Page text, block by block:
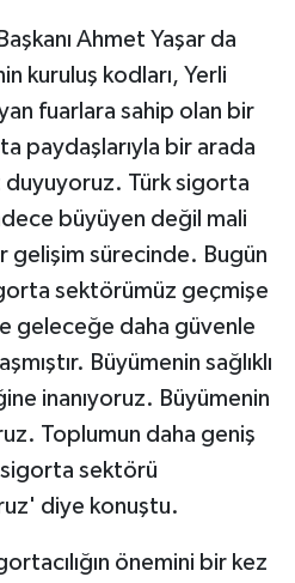
Ahmet Yaşar da
kuruluş kodları, Yerli
fuarlara sahip olan bir
paydaşlarıyla bir arada
Türk sigorta
büyüyen değil mali
gelişim sürecinde. Bugün
sektörümüz geçmişe
geleceğe daha güvenle
Büyümenin sağlıklı
inanıyoruz. Büyümenin
Toplumun daha geniş
sigorta sektörü
diye konuştu.
önemini bir kez